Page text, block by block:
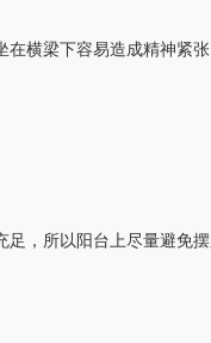
横梁下容易造成精神紧
，所以阳台上尽量避免